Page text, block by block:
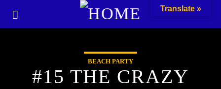
BEACH PARTY
#15 THE CRAZY
Translate »